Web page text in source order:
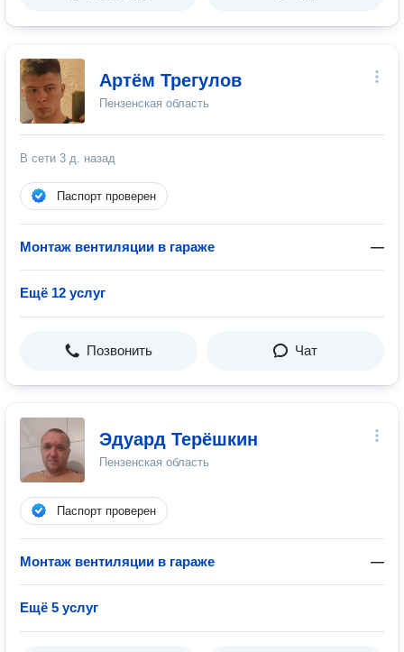
Артём Трегулов
Пензенская область
В сети 3 д. назад
Паспорт проверен
Монтаж вентиляции в гараже —
Ещё 12 услуг
Позвонить Чат
Эдуард Терёшкин
Пензенская область
Паспорт проверен
Монтаж вентиляции в гараже —
Ещё 5 услуг